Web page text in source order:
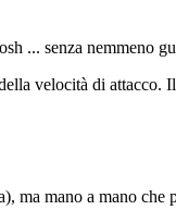
... senza nemmeno
velocità di attacco.
ma mano a mano che